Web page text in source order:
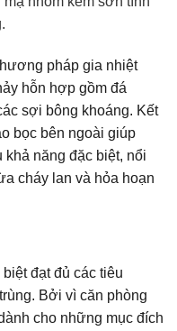
pháp gia nhiệt
hỗn hợp gồm đá
sợi bông khoáng. Kết
bọc bên ngoài giúp
năng đặc biệt, nổi
cháy lan và hỏa hoạn
đạt đủ các tiêu
Bởi vì căn phòng
cho những mục đích